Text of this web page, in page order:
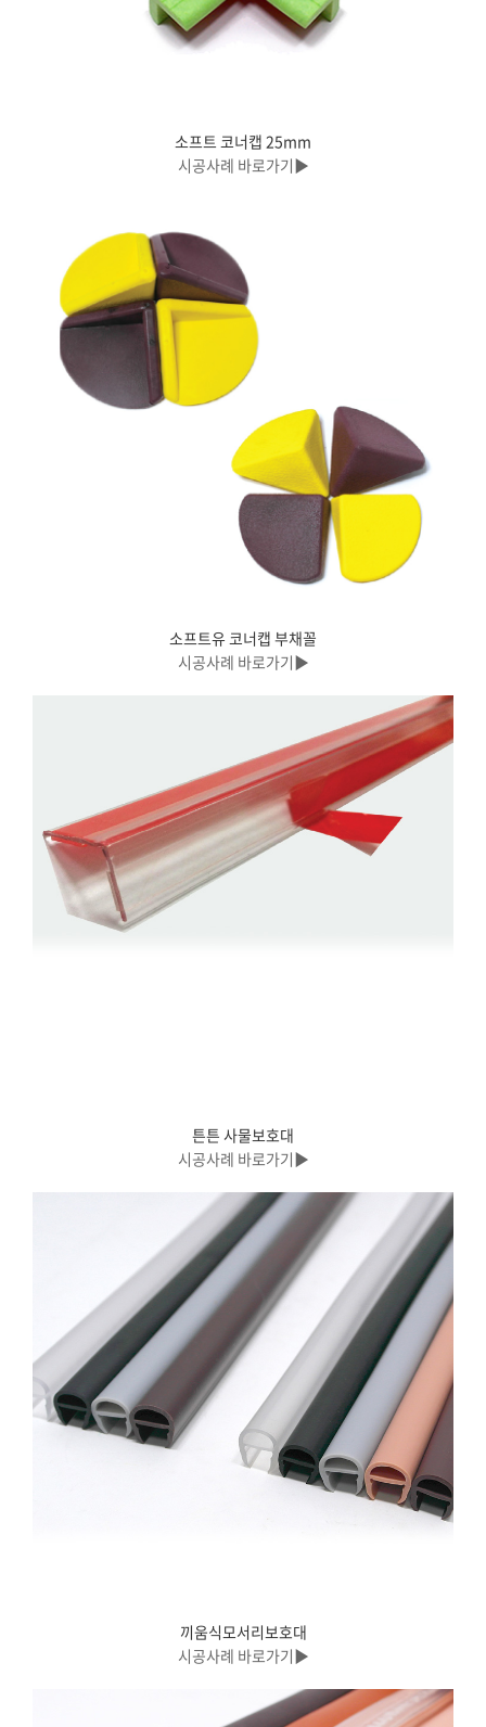
소프트 코너캡 25mm
시공사례 바로가기▶
소프트유 코너캡 부채꼴
시공사례 바로가기▶
튼튼 사물보호대
시공사례 바로가기▶
끼움식모서리보호대
시공사례 바로가기▶